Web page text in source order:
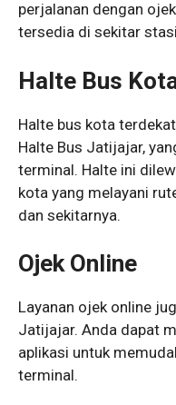
perjalanan dengan
tersedia di sekitar
Halte Bus
Halte bus kota
Halte Bus Jatijajar,
terminal. Halte ini
kota yang melayani
dan sekitarnya.
Ojek Online
Layanan ojek online
Jatijajar. Anda dapat
aplikasi untuk
terminal.